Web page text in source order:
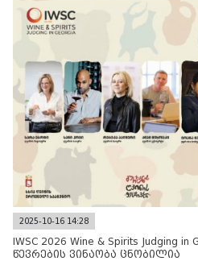
2025-10-16 14:28
IWSC 2026 Wine & Spirits Judging
წევრების ვინაობა ცნობილია